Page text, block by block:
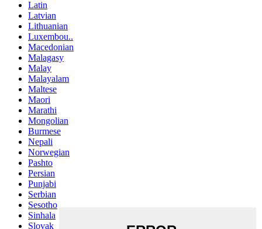
Latin
Latvian
Lithuanian
Luxembou..
Macedonian
Malagasy
Malay
Malayalam
Maltese
Maori
Marathi
Mongolian
Burmese
Nepali
Norwegian
Pashto
Persian
Punjabi
Serbian
Sesotho
Sinhala
Slovak